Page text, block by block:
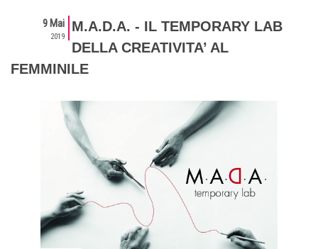
9 Mai
2019
M.A.D.A. - IL TEMPORARY LAB
DELLA CREATIVITA’ AL
FEMMINILE